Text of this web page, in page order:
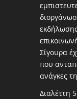
Σίγουρα
που
ανάγκες
Διαλέττη